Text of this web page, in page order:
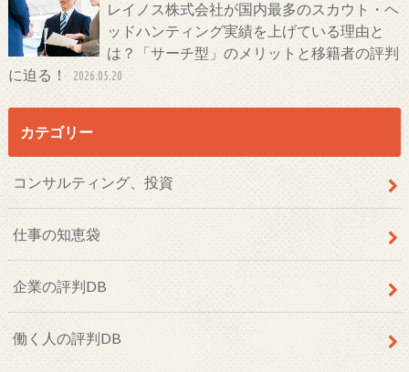
レイノス株式会社が国内最多のスカウト・ヘ
ッドハンティング実績を上げている理由と
は？「サーチ型」のメリットと移籍者の評判
に迫る！
2026.05.20
カテゴリー
コンサルティング、投資
仕事の知恵袋
企業の評判DB
働く人の評判DB